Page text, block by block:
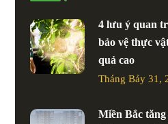
4 lưu ý quan
bảo vệ thực
quả cao
Tháng Bảy 31,
Miền Bắc